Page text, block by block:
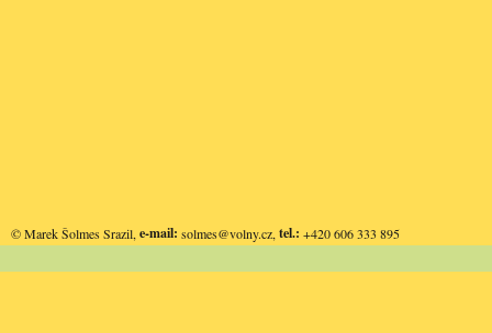
© Marek Šolmes Srazil, e-mail: solmes@volny.cz, tel.: +420 606 333 895